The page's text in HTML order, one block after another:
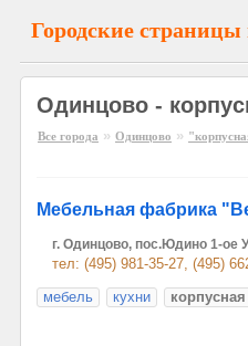
Городские
Одинцово -
Все города » Одинцово »
Мебельная фабрика
г. Одинцово, пос.Юдино 1-
тел: (495) 981-35-27, (495)
мебель
кухни